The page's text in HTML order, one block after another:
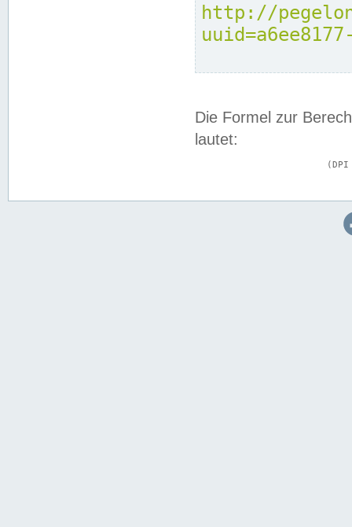
http://
Die Formel zur
lautet: